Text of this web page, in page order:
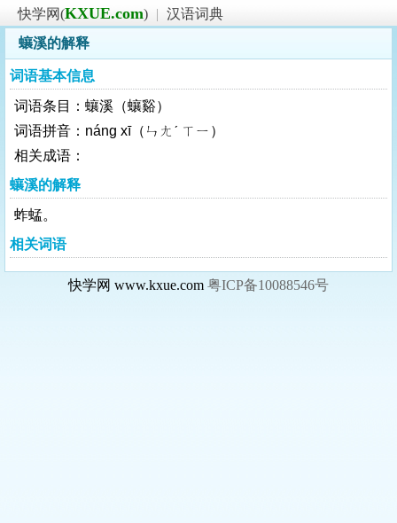
快学网(KXUE.com) | 汉语词典
蠰溪的解释
词语基本信息
词语条目：蠰溪（蠰谿）
词语拼音：náng xī（ㄣㄤˊ ㄒㄧ）
相关成语：
蠰溪的解释
蚱蜢。
相关词语
快学网 www.kxue.com 粤ICP备10088546号